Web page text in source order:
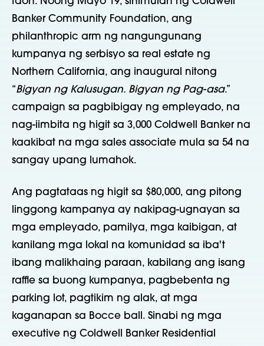
Banker Community Foundation, ang
philanthropic arm ng nangungunang
kumpanya ng serbisyo sa real estate ng
Northern California, ang inaugural nitong
“Bigyan ng Kalusugan. Bigyan ng Pag-asa.”
campaign sa pagbibigay ng empleyado, na
nag-iimbita ng higit sa 3,000 Coldwell Banker na
kaakibat na mga sales associate mula sa 54 na
sangay upang lumahok.
Ang pagtataas ng higit sa $80,000, ang pitong
linggong kampanya ay nakipag-ugnayan sa
mga empleyado, pamilya, mga kaibigan, at
kanilang mga lokal na komunidad sa iba't
ibang malikhaing paraan, kabilang ang isang
raffle sa buong kumpanya, pagbebenta ng
parking lot, pagtikim ng alak, at mga
kaganapan sa Bocce ball. Sinabi ng mga
executive ng Coldwell Banker Residential